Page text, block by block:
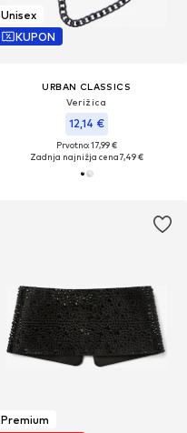
Unisex
KUPON
URBAN CLASSICS
Verižica
12,14 €
Prvotno: 17,99 €
Zadnja najnižja cena7,49 €
Premium